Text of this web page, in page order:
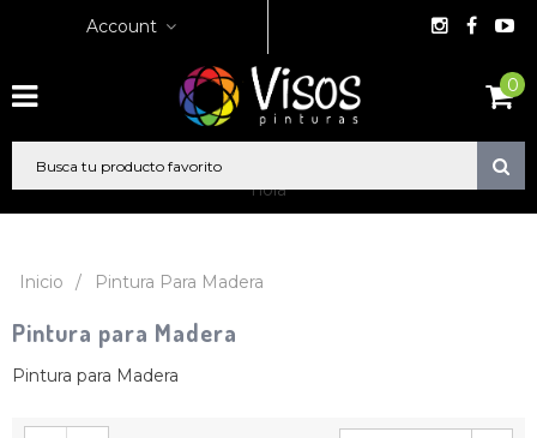
Account
0
hola
Inicio / Pintura Para Madera
Pintura para Madera
Pintura para Madera